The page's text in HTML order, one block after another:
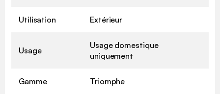
Utilisation Extérieur
Usage
Usage domestique
uniquement
Gamme Triomphe